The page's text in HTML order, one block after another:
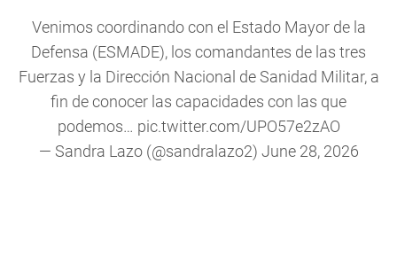
Venimos coordinando con el Estado Mayor de la
Defensa (ESMADE), los comandantes de las tres
Fuerzas y la Dirección Nacional de Sanidad Militar, a
fin de conocer las capacidades con las que
podemos… pic.twitter.com/UPO57e2zAO
— Sandra Lazo (@sandralazo2) June 28, 2026